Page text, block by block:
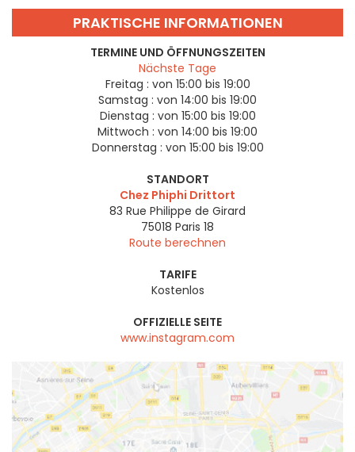
PRAKTISCHE INFORMATIONEN
TERMINE UND ÖFFNUNGSZEITEN
Nächste Tage
Freitag : von 15:00 bis 19:00
Samstag : von 14:00 bis 19:00
Dienstag : von 15:00 bis 19:00
Mittwoch : von 14:00 bis 19:00
Donnerstag : von 15:00 bis 19:00
STANDORT
Chez Phiphi Drittort
83 Rue Philippe de Girard
75018 Paris 18
Route berechnen
TARIFE
Kostenlos
OFFIZIELLE SEITE
www.instagram.com